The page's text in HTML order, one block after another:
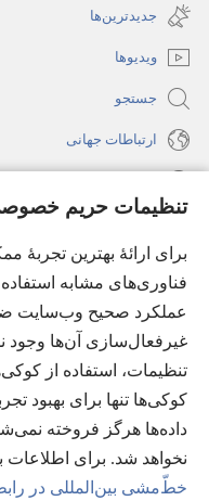
تنظیمات حریم
فناوری‌های مشابه
عملکرد صحیح وب‌سایت
غیرفعال‌سازی آن‌ها وجود
تنظیمات، استفاده از
کوکی‌ها تنها برای بهبود
داده‌ها هرگز فروخته
نخواهد شد. برای اطلاعات
خطّ‌مشی بین‌المللی در
می‌شود)
جدید
باز
می‌شود)
جدیدترین‌ها
ویدیوها
جستجو
ارتباطات جهانی
(پنجره‌ای
جدید
می‌شود)
کتابخانهٔ آنلاین نشریات
(پنجره‌ای
جدید
می‌شود)
JW Hub
®
(پنجره‌ای
باز
می‌شود)
®
JW Library
Watchtower Library